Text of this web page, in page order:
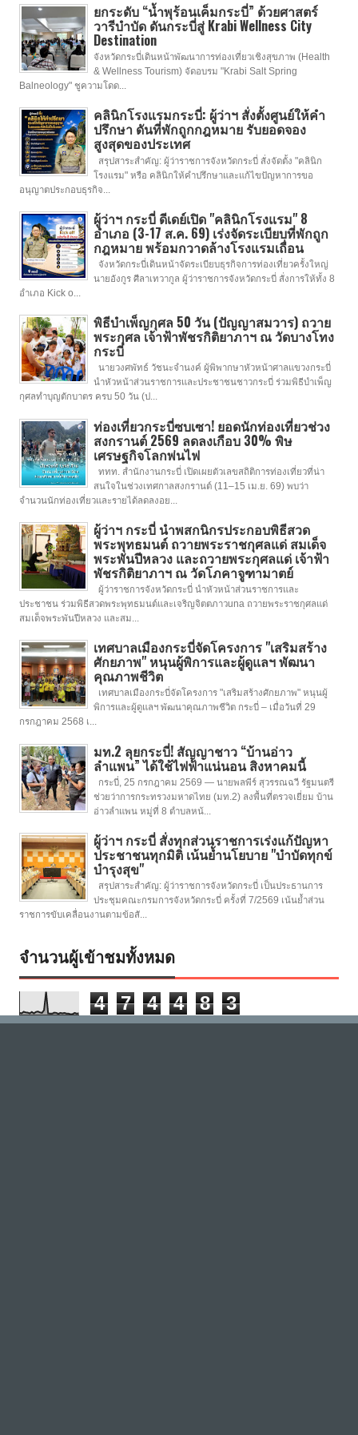
ยกระดับ “น้ำพุร้อนเค็มกระบี่” ด้วยศาสตร์
วารีบำบัด ดันกระบี่สู่ Krabi Wellness City
Destination
จังหวัดกระบี่เดินหน้าพัฒนาการท่องเที่ยวเชิงสุขภาพ (Health
& Wellness Tourism) จัดอบรม "Krabi Salt Spring
Balneology" ชูความโดด...
คลินิกโรงแรมกระบี่: ผู้ว่าฯ สั่งตั้งศูนย์ให้คำ
ปรึกษา ดันที่พักถูกกฎหมาย รับยอดจอง
สูงสุดของประเทศ
สรุปสาระสำคัญ: ผู้ว่าราชการจังหวัดกระบี่ สั่งจัดตั้ง "คลินิก
โรงแรม" หรือ คลินิกให้คำปรึกษาและแก้ไขปัญหาการขอ
อนุญาตประกอบธุรกิจ...
ผู้ว่าฯ กระบี่ ดีเดย์เปิด "คลินิกโรงแรม" 8
อำเภอ (3-17 ส.ค. 69) เร่งจัดระเบียบที่พักถูก
กฎหมาย พร้อมกวาดล้างโรงแรมเถื่อน
จังหวัดกระบี่เดินหน้าจัดระเบียบธุรกิจการท่องเที่ยวครั้งใหญ่
นายอังกูร ศีลาเทวากูล ผู้ว่าราชการจังหวัดกระบี่ สั่งการให้ทั้ง 8
อำเภอ Kick o...
พิธีบำเพ็ญกุศล 50 วัน (ปัญญาสมวาร) ถวาย
พระกุศล เจ้าฟ้าพัชรกิติยาภาฯ ณ วัดบางโทง
กระบี่
นายวงศพัทธ์ วัชนะจำนงค์ ผู้พิพากษาหัวหน้าศาลแขวงกระบี่
นำหัวหน้าส่วนราชการและประชาชนชาวกระบี่ ร่วมพิธีบำเพ็ญ
กุศลทำบุญตักบาตร ครบ 50 วัน (ป...
ท่องเที่ยวกระบี่ซบเซา! ยอดนักท่องเที่ยวช่วง
สงกรานต์ 2569 ลดลงเกือบ 30% พิษ
เศรษฐกิจโลกพ่นไฟ
ททท. สำนักงานกระบี่ เปิดเผยตัวเลขสถิติการท่องเที่ยวที่น่า
สนใจในช่วงเทศกาลสงกรานต์ (11–15 เม.ย. 69) พบว่า
จำนวนนักท่องเที่ยวและรายได้ลดลงอย...
ผู้ว่าฯ กระบี่ นำพสกนิกรประกอบพิธีสวด
พระพุทธมนต์ ถวายพระราชกุศลแด่ สมเด็จ
พระพันปีหลวง และถวายพระกุศลแด่ เจ้าฟ้า
พัชรกิติยาภาฯ ณ วัดโภคาจูฑามาตย์
ผู้ว่าราชการจังหวัดกระบี่ นำหัวหน้าส่วนราชการและ
ประชาชน ร่วมพิธีสวดพระพุทธมนต์และเจริญจิตตภาวuna ถวายพระราชกุศลแด่
สมเด็จพระพันปีหลวง และสม...
เทศบาลเมืองกระบี่จัดโครงการ "เสริมสร้าง
ศักยภาพ" หนุนผู้พิการและผู้ดูแลฯ พัฒนา
คุณภาพชีวิต
เทศบาลเมืองกระบี่จัดโครงการ "เสริมสร้างศักยภาพ" หนุนผู้
พิการและผู้ดูแลฯ พัฒนาคุณภาพชีวิต กระบี่ – เมื่อวันที่ 29
กรกฎาคม 2568 เ...
มท.2 ลุยกระบี่! สัญญาชาว “บ้านอ่าว
ลำแพน” ได้ใช้ไฟฟ้าแน่นอน สิงหาคมนี้
กระบี่, 25 กรกฎาคม 2569 — นายพลพีร์ สุวรรณฉวี รัฐมนตรี
ช่วยว่าการกระทรวงมหาดไทย (มท.2) ลงพื้นที่ตรวจเยี่ยม บ้าน
อ่าวลำแพน หมู่ที่ 8 ตำบลหน้...
ผู้ว่าฯ กระบี่ สั่งทุกส่วนราชการเร่งแก้ปัญหา
ประชาชนทุกมิติ เน้นย้ำนโยบาย "บำบัดทุกข์
บำรุงสุข"
สรุปสาระสำคัญ: ผู้ว่าราชการจังหวัดกระบี่ เป็นประธานการ
ประชุมคณะกรมการจังหวัดกระบี่ ครั้งที่ 7/2569 เน้นย้ำส่วน
ราชการขับเคลื่อนงานตามข้อสั...
จำนวนผู้เข้าชมทั้งหมด
4 7 4 4 8 3